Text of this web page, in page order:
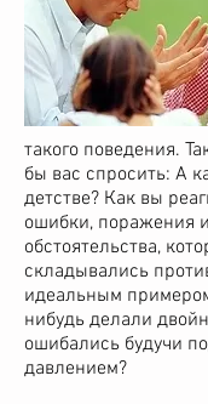
такого поведения.
бы вас спросить: А
детстве? Как вы
ошибки, поражения
обстоятельства,
складывались
идеальным
нибудь делали
ошибались будучи
давлением?